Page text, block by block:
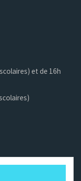
et de 16h